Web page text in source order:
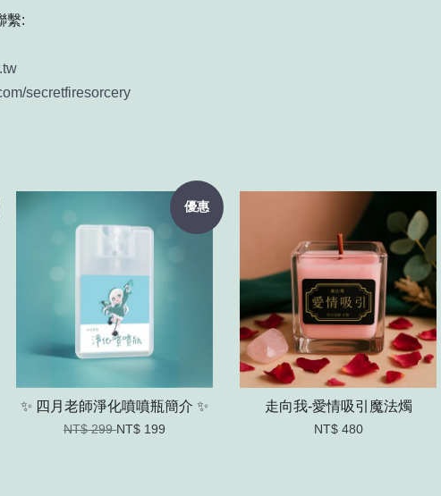
繫:
secretfiresorcery
優惠
✨ 四月老師淨化噴噴瓶簡介 ✨
NT$ 299NT$ 199
走向我-愛情吸引魔法燭
NT$ 480